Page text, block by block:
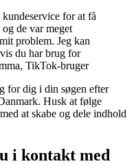
for at få
de var meget
problem. Jeg kan
du har brug for
TikTok-bruger
for dig i din søgen efter
Husk at følge
at skabe og dele indhold
i kontakt med